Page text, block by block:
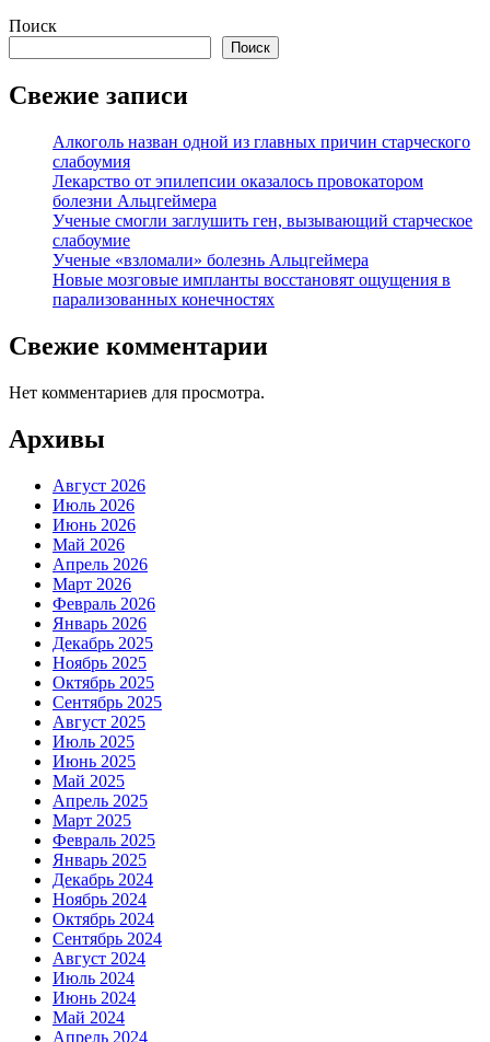
Поиск
Поиск
Свежие записи
Алкоголь назван одной из главных причин старческого
слабоумия
Лекарство от эпилепсии оказалось провокатором
болезни Альцгеймера
Ученые смогли заглушить ген, вызывающий старческое
слабоумие
Ученые «взломали» болезнь Альцгеймера
Новые мозговые импланты восстановят ощущения в
парализованных конечностях
Свежие комментарии
Нет комментариев для просмотра.
Архивы
Август 2026
Июль 2026
Июнь 2026
Май 2026
Апрель 2026
Март 2026
Февраль 2026
Январь 2026
Декабрь 2025
Ноябрь 2025
Октябрь 2025
Сентябрь 2025
Август 2025
Июль 2025
Июнь 2025
Май 2025
Апрель 2025
Март 2025
Февраль 2025
Январь 2025
Декабрь 2024
Ноябрь 2024
Октябрь 2024
Сентябрь 2024
Август 2024
Июль 2024
Июнь 2024
Май 2024
Апрель 2024